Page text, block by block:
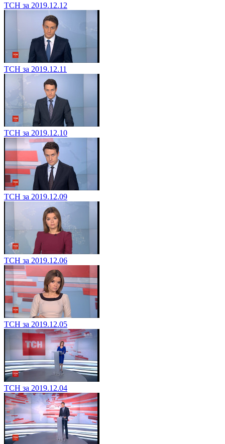
ТСН за 2019.12.12
ТСН за 2019.12.11
ТСН за 2019.12.10
ТСН за 2019.12.09
ТСН за 2019.12.06
ТСН за 2019.12.05
ТСН за 2019.12.04